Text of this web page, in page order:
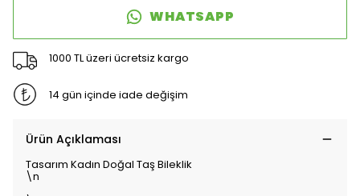
WHATSAPP
1000 TL üzeri ücretsiz kargo
14 gün içinde iade değişim
Ürün Açıklaması
Tasarım Kadın Doğal Taş Bileklik
\n